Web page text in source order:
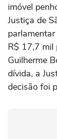
imóvel
Justiça de
R$ 17,7 mil
Guilherme
dívida, a
decisão foi